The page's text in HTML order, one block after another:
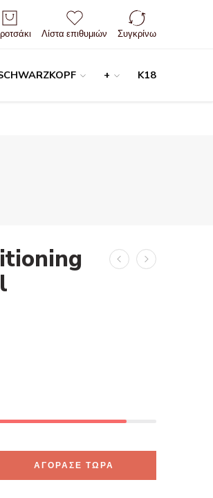
Είσοδος / Εγγραφή
Λίστα επιθυμιών Συγκρίνω
+ K18
ΑΓΟΡΑΣΕ ΤΩΡΑ